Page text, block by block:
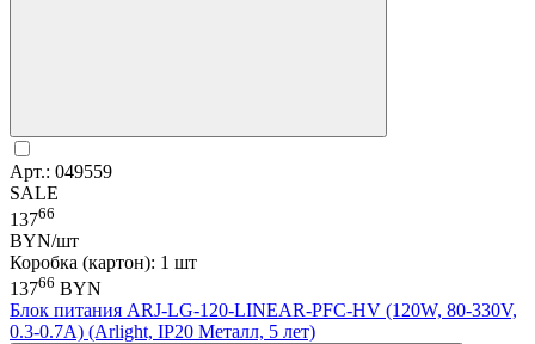
Арт.: 049559
SALE
13766
BYN/шт
Коробка (картон): 1 шт
13766 BYN
Блок питания ARJ-LG-120-LINEAR-PFC-HV (120W, 80-330V,
0.3-0.7A) (Arlight, IP20 Металл, 5 лет)